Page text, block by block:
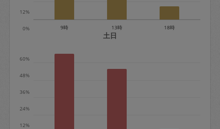
※キャンセル料金の設定について：
0%
12%
9時 13時 18時
土日
12%
24%
36%
48%
60%